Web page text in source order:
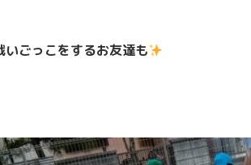
ごっこをするお友達も